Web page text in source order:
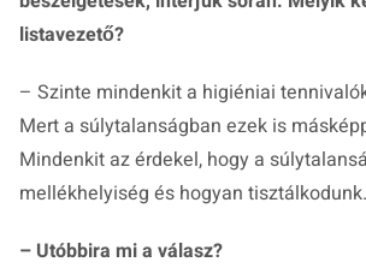
listavezető?
– Szinte mindenkit a higiéniai
Mert a súlytalanságban ezek is
Mindenkit az érdekel, hogy a
mellékhelyiség és hogyan tisztálkodunk.
– Utóbbira mi a válasz?